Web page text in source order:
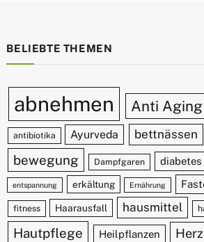
BELIEBTE THEMEN
abnehmen Anti Aging
antibiotika Ayurveda bettnässen
bewegung Dampfgaren diabetes
entspannung erkältung Ernährung
fitness Haarausfall hausmittel
Hautpflege Heilpflanzen